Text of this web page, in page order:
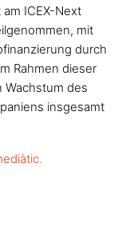
am ICEX-Next
mit
durch
Rahmen dieser
Wachstum des
insgesamt